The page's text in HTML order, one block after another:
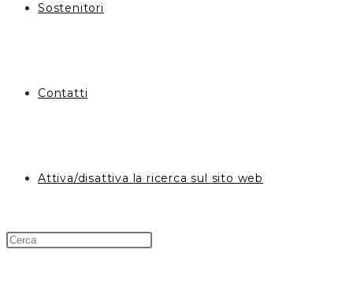
Sostenitori
Contatti
Attiva/disattiva la ricerca sul sito web